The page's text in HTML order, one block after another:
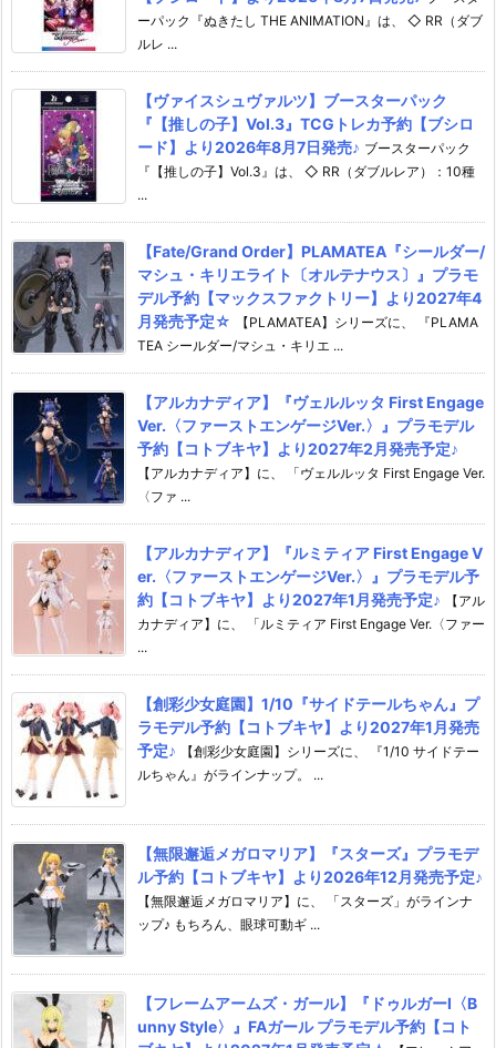
ーパック『ぬきたし THE ANIMATION』は、 ◇ RR（ダブ
ルレ ...
【ヴァイスシュヴァルツ】ブースターパック
『【推しの子】Vol.3』TCGトレカ予約【ブシロ
ード】より2026年8月7日発売♪ ブースターパック
『【推しの子】Vol.3』は、 ◇ RR（ダブルレア）：10種
...
【Fate/Grand Order】PLAMATEA『シールダー/
マシュ・キリエライト〔オルテナウス〕』プラモ
デル予約【マックスファクトリー】より2027年4
月発売予定☆
【PLAMATEA】シリーズに、 『PLAMA
TEA シールダー/マシュ・キリエ ...
【アルカナディア】『ヴェルルッタ First Engage
Ver.〈ファーストエンゲージVer.〉』プラモデル
予約【コトブキヤ】より2027年2月発売予定♪
【アルカナディア】に、 「ヴェルルッタ First Engage Ver.
〈ファ ...
【アルカナディア】『ルミティア First Engage V
er.〈ファーストエンゲージVer.〉』プラモデル予
約【コトブキヤ】より2027年1月発売予定♪
【アル
カナディア】に、 「ルミティア First Engage Ver.〈ファー
...
【創彩少女庭園】1/10『サイドテールちゃん』プ
ラモデル予約【コトブキヤ】より2027年1月発売
予定♪
【創彩少女庭園】シリーズに、 『1/10 サイドテー
ルちゃん』がラインナップ。 ...
【無限邂逅メガロマリア】『スターズ』プラモデ
ル予約【コトブキヤ】より2026年12月発売予定♪
【無限邂逅メガロマリア】に、 「スターズ」がラインナ
ップ♪ もちろん、眼球可動ギ ...
【フレームアームズ・ガール】『ドゥルガーI〈B
unny Style〉』FAガール プラモデル予約【コト